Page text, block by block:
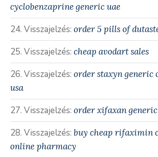
cyclobenzaprine generic uae
Visszajelzés: order 5 pills of
Visszajelzés: cheap avodart sales
Visszajelzés: order staxyn generic
usa
Visszajelzés: order xifaxan
Visszajelzés: buy cheap rifaximin
online pharmacy